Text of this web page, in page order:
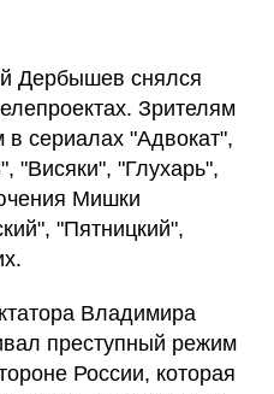
Дербышев снялся
Зрителям
сериалах "Адвокат",
"Висяки", "Глухарь",
Мишки
"Пятницкий",
Владимира
преступный режим
России, которая